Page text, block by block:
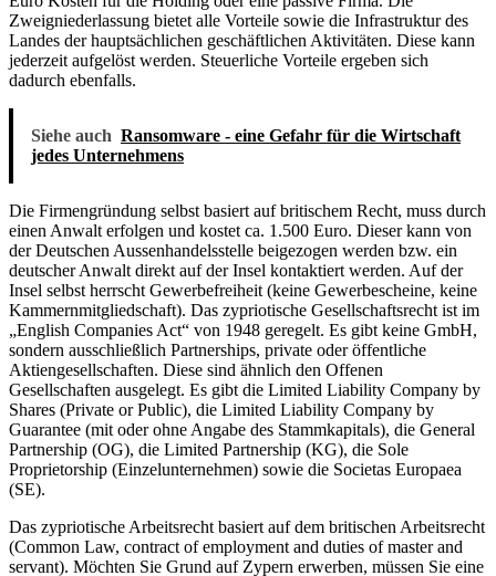
Zweigniederlassung bietet alle Vorteile sowie die Infrastruktur des
Landes der hauptsächlichen geschäftlichen Aktivitäten. Diese kann
jederzeit aufgelöst werden. Steuerliche Vorteile ergeben sich
dadurch ebenfalls.
Siehe auch Ransomware - eine Gefahr für die Wirtschaft
jedes Unternehmens
Die Firmengründung selbst basiert auf britischem Recht, muss durch
einen Anwalt erfolgen und kostet ca. 1.500 Euro. Dieser kann von
der Deutschen Aussenhandelsstelle beigezogen werden bzw. ein
deutscher Anwalt direkt auf der Insel kontaktiert werden. Auf der
Insel selbst herrscht Gewerbefreiheit (keine Gewerbescheine, keine
Kammernmitgliedschaft). Das zypriotische Gesellschaftsrecht ist im
„English Companies Act“ von 1948 geregelt. Es gibt keine GmbH,
sondern ausschließlich Partnerships, private oder öffentliche
Aktiengesellschaften. Diese sind ähnlich den Offenen
Gesellschaften ausgelegt. Es gibt die Limited Liability Company by
Shares (Private or Public), die Limited Liability Company by
Guarantee (mit oder ohne Angabe des Stammkapitals), die General
Partnership (OG), die Limited Partnership (KG), die Sole
Proprietorship (Einzelunternehmen) sowie die Societas Europaea
(SE).
Das zypriotische Arbeitsrecht basiert auf dem britischen Arbeitsrecht
(Common Law, contract of employment and duties of master and
servant). Möchten Sie Grund auf Zypern erwerben, müssen Sie eine